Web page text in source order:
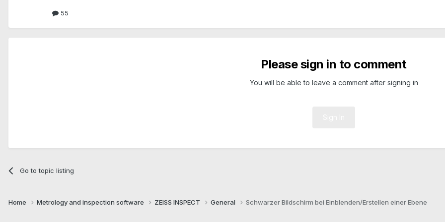
55
Please sign in to comment
You will be able to leave a comment after signing in
Go to topic listing
Home Metrology and inspection software ZEISS INSPECT General Schwarzer Bildschirm bei Einblenden/Erstellen einer Ebene